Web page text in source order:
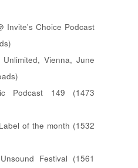
Invite's Choice Podcast
Vienna, June
Podcast 149 (1473
of the month (1532
Festival (1561